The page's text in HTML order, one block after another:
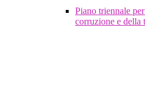
Piano triennale
corruzione e della